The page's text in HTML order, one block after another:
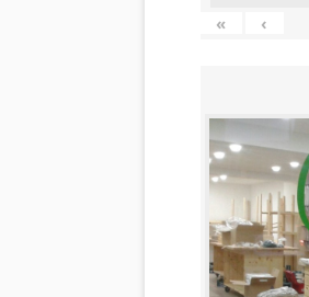
«
‹